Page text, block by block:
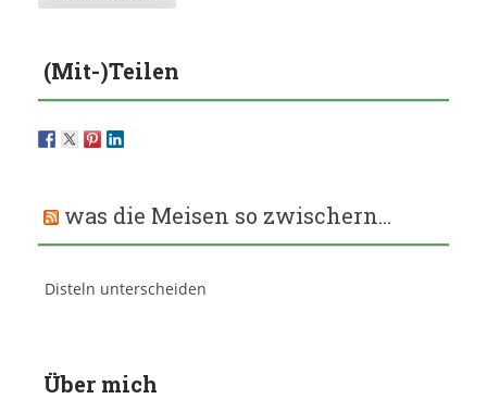
(Mit-)Teilen
was die Meisen so zwischern…
Disteln unterscheiden
Über mich